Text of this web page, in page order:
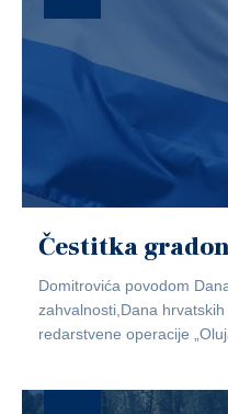
Čestitka
Domitrovića povodom
zahvalnosti,Dana
redarstvene operacije